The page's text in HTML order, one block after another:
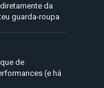
da
guarda-roupa
de
(e há